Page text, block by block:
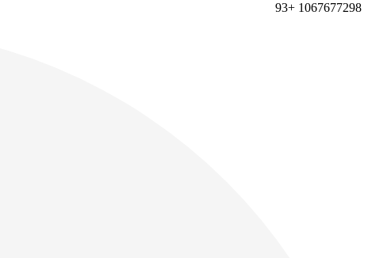
1067677298 +93